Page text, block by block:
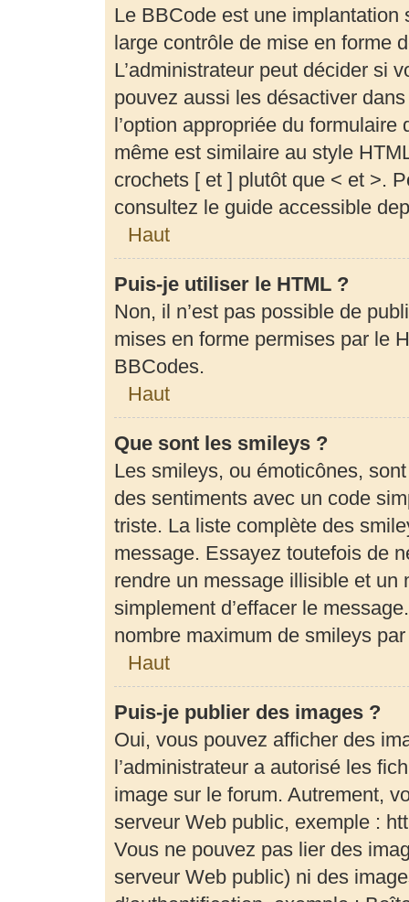
Le BBCode est une
large contrôle de mise en forme
L’administrateur peut décider si
pouvez aussi les désactiver
l’option appropriée du
même est similaire au style
crochets [ et ] plutôt que < et >.
consultez le guide accessible
Haut
Puis-je utiliser le HTML ?
Non, il n’est pas possible de
mises en forme permises par le
BBCodes.
Haut
Que sont les smileys ?
Les smileys, ou émoticônes,
des sentiments avec un code
triste. La liste complète des
message. Essayez toutefois de
rendre un message illisible et un
simplement d’effacer le
nombre maximum de smileys
Haut
Puis-je publier des images ?
Oui, vous pouvez afficher des
l’administrateur a autorisé les
image sur le forum. Autrement,
serveur Web public, exemple :
Vous ne pouvez pas lier des
serveur Web public) ni des